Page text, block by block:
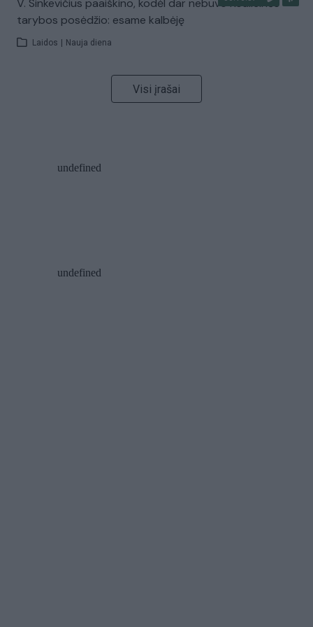
V. Sinkevičius paaiškino, kodėl dar nebuvo Koalicinės
tarybos posėdžio: esame kalbėję
Laidos Nauja diena
Visi įrašai